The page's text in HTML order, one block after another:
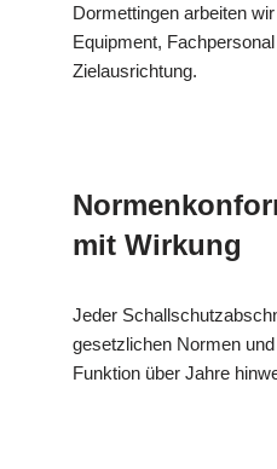
Dormettingen arbeiten
Equipment,
Zielausrichtung.
mit Wirkung
Jeder
gesetzlichen Normen
Funktion über Jahre